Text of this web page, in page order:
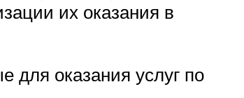
их оказания в
для оказания услуг по